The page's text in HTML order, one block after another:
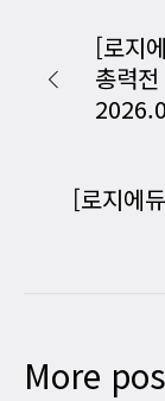
[로지
총력
[로지에
More